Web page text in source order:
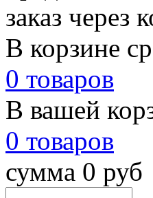
заказ через
В корзине
0 товаров
В вашей
0 товаров
сумма 0 руб